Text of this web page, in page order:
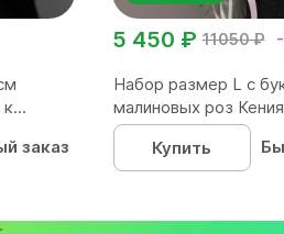
заказ
11050 ₽
5 450 ₽
Набор размер L с
малиновых роз
Купить